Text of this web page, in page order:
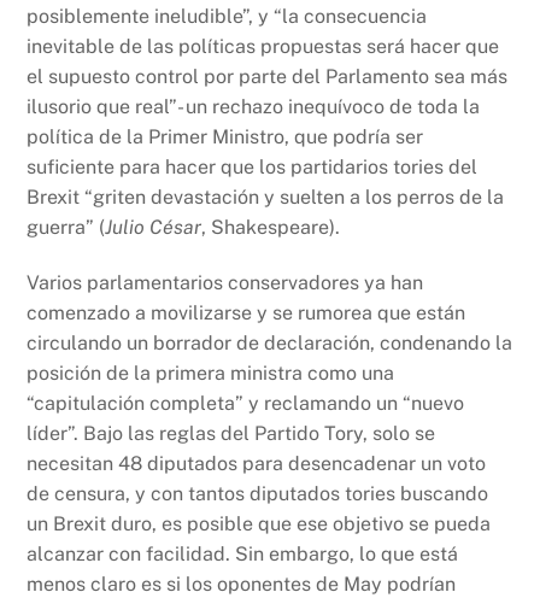
posiblemente ineludible”, y “la consecuencia
inevitable de las políticas propuestas será hacer que
el supuesto control por parte del Parlamento sea más
ilusorio que real”- un rechazo inequívoco de toda la
política de la Primer Ministro, que podría ser
suficiente para hacer que los partidarios tories del
Brexit “griten devastación y suelten a los perros de la
guerra” (Julio César, Shakespeare).
Varios parlamentarios conservadores ya han
comenzado a movilizarse y se rumorea que están
circulando un borrador de declaración, condenando la
posición de la primera ministra como una
“capitulación completa” y reclamando un “nuevo
líder”. Bajo las reglas del Partido Tory, solo se
necesitan 48 diputados para desencadenar un voto
de censura, y con tantos diputados tories buscando
un Brexit duro, es posible que ese objetivo se pueda
alcanzar con facilidad. Sin embargo, lo que está
menos claro es si los oponentes de May podrían